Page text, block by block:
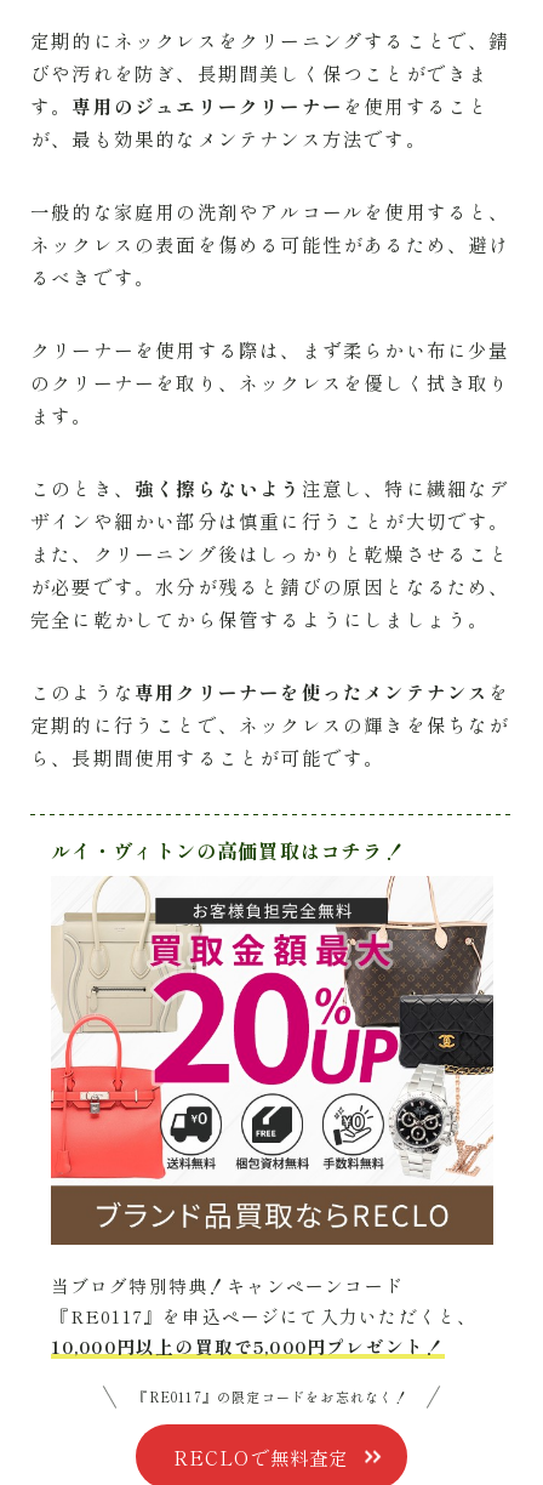
定期的にネックレスをクリーニングすることで、錆
びや汚れを防ぎ、長期間美しく保つことができま
す。 専用のジュエリークリーナー を使用すること
が、最も効果的なメンテナンス方法です。
一般的な家庭用の洗剤やアルコールを使用すると、
ネックレスの表面を傷める可能性があるため、避け
るべきです。
クリーナーを使用する際は、まず柔らかい布に少量
のクリーナーを取り、ネックレスを優しく拭き取り
ます。
このとき、 強く擦らないよう 注意し、特に繊細なデ
ザインや細かい部分は慎重に行うことが大切です。
また、クリーニング後はしっかりと乾燥させること
が必要です。水分が残ると錆びの原因となるため、
完全に乾かしてから保管するようにしましょう。
このような 専用クリーナーを使ったメンテナンス を
定期的に行うことで、ネックレスの輝きを保ちなが
ら、長期間使用することが可能です。
ルイ・ヴィトンの高価買取はコチラ！
当ブログ特別特典！キャンペーンコード
『RE0117』を申込ページにて入力いただくと、
10,000円以上の買取で5,000円プレゼント！
『RE0117』の限定コードをお忘れなく！
RECLOで無料査定